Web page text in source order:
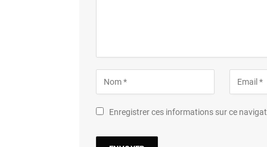
Enregistrer ces informations sur ce